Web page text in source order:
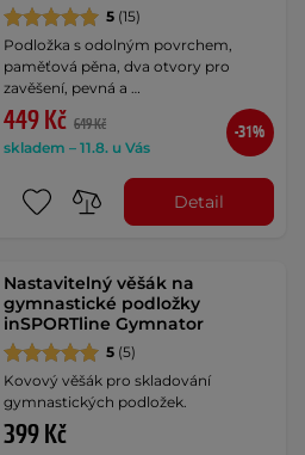
5 (15)
Podložka s odolným povrchem,
paměťová pěna, dva otvory pro
zavěšení, pevná a …
449 Kč 649 Kč
skladem – 11.8. u Vás
-31%
Detail
Nastavitelný věšák na
gymnastické podložky
inSPORTline Gymnator
5 (5)
Kovový věšák pro skladování
gymnastických podložek.
399 Kč